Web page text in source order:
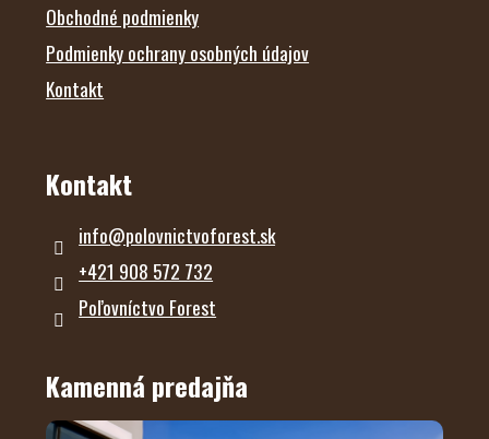
Obchodné podmienky
Podmienky ochrany osobných údajov
Kontakt
Kontakt
info@polovnictvoforest.sk
+421 908 572 732
Poľovníctvo Forest
Kamenná predajňa